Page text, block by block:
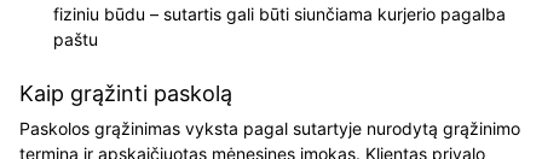
fiziniu būdu – sutartis gali būti siunčiama kurjerio pagalba
paštu
Kaip grąžinti paskolą
Paskolos grąžinimas vyksta pagal sutartyje nurodytą grąžinimo
terminą ir apskaičiuotas mėnesines įmokas. Klientas privalo